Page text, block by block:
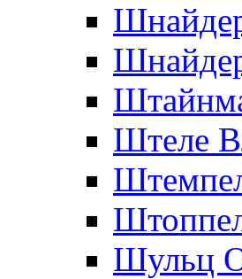
Штеле
Шульц